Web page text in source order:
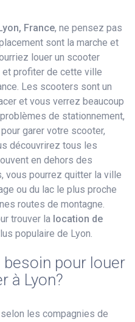
France, ne pensez pas
sont la marche et
louer un scooter
profiter de cette ville
Les scooters sont un
et vous verrez beaucoup
de stationnement,
garer votre scooter,
découvrirez tous les
en dehors des
vous pourrez quitter la ville
ou du lac le plus proche
routes de montagne.
trouver la location de
populaire de Lyon.
pour louer
à Lyon?
les compagnies de